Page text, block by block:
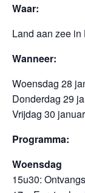
Waar:
Land aan zee
Wanneer:
Woensdag 28
Donderdag 29
Vrijdag 30
Programma:
Woensdag
15u30: